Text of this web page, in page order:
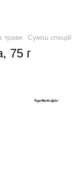
трави Суміш
75 г